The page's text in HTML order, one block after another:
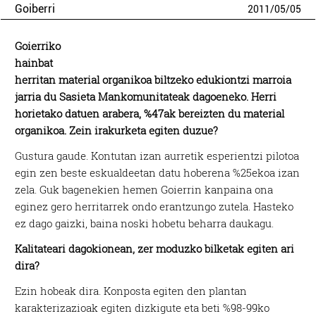
Goiberri 2011/05/05
Goierriko
hainbat
herritan material organikoa biltzeko edukiontzi marroia
jarria du Sasieta Mankomunitateak dagoeneko. Herri
horietako datuen arabera, %47ak bereizten du material
organikoa. Zein irakurketa egiten duzue?
Gustura gaude. Kontutan izan aurretik esperientzi pilotoa
egin zen beste eskualdeetan datu hoberena %25ekoa izan
zela. Guk bagenekien hemen Goierrin kanpaina ona
eginez gero herritarrek ondo erantzungo zutela. Hasteko
ez dago gaizki, baina noski hobetu beharra daukagu.
Kalitateari dagokionean, zer moduzko bilketak egiten ari
dira?
Ezin hobeak dira. Konposta egiten den plantan
karakterizazioak egiten dizkigute eta beti %98-99ko